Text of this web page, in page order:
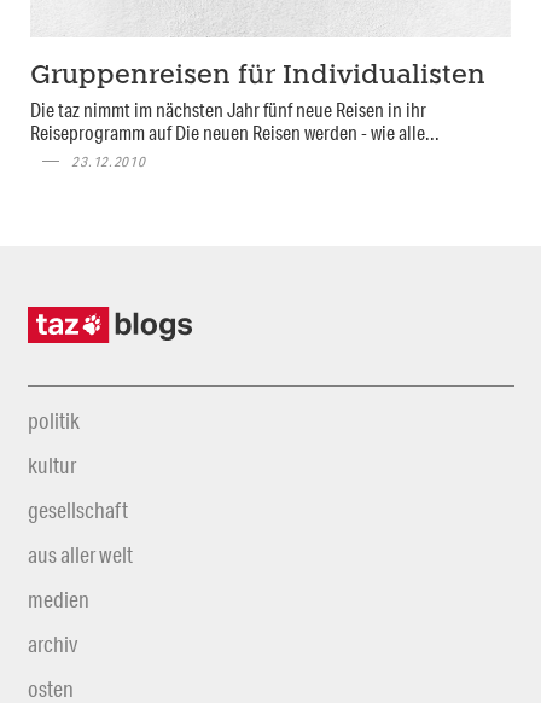
Gruppenreisen für Individualisten
Die taz nimmt im nächsten Jahr fünf neue Reisen in ihr
Reiseprogramm auf Die neuen Reisen werden - wie alle...
23.12.2010
politik
kultur
gesellschaft
aus aller welt
medien
archiv
osten